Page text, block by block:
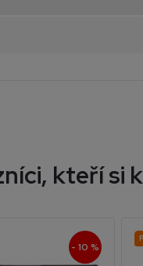
kteří si
- 10 %